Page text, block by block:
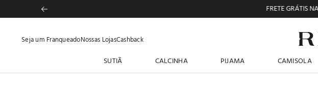
Seja um FranqueadoNossas LojasCashback
SUTIÃ CALCINHA PIJAMA CAMISOLA
1º pijama feminino